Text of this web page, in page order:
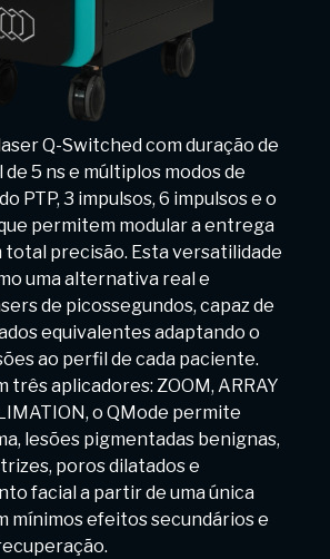
Q-Switched com duração de
5 ns e múltiplos modos de
PTP, 3 impulsos, 6 impulsos e o
permitem modular a entrega
total precisão. Esta versatilidade
uma alternativa real e
de picossegundos, capaz de
equivalentes adaptando o
ao perfil de cada paciente.
três aplicadores: ZOOM, ARRAY
o QMode permite
lesões pigmentadas benignas,
poros dilatados e
facial a partir de uma única
mínimos efeitos secundários e